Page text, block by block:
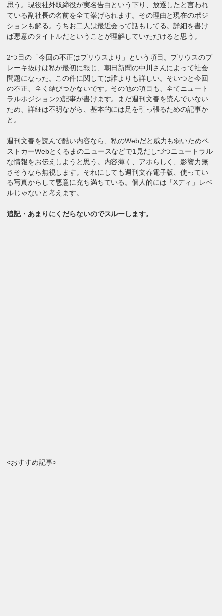
思う。現役社外取締役が実名告白という下り、放逐したと言われ
ている副社長の名前を全て挙げられます。その理由と現在のポジ
ションも解る。うちお二人は最近会って話もしてる。詳細を書け
ば悪意のタイトルだということが理解していただけると思う。
2つ目の「今回の不正はプリウスより」という項目。プリウスのブ
レーキ抜けは私が最初に報じ、朝日新聞の中川さんによって社会
問題になった。この件に関しては誰よりも詳しい。そいつと今回
の不正、全く結びつかないです。その他の項目も、全てニュート
ラルポジションの記事が書けます。まだ週刊文春を読んでいない
ため、詳細は不明ながら、基本的には足を引っ張るための記事か
と。
週刊文春を読んで酷い内容なら、私のWebだと威力も弱いためベ
ストカーWebとくるまのニュースなどで1見だしづつニュートラル
な情報をお伝えしようと思う。内容薄く、アホらしく、影響力無
さそうなら無視します。それにしても週刊文春電子版、使ってい
る写真からして悪意に充ち満ちている。個人的には「Xディ」レベ
ルじゃないと考えます。
追記・あまりにくだらないのでスルーします。
<おすすめ記事>